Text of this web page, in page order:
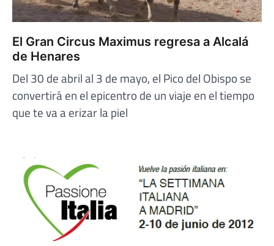
El Gran Circus Maximus regresa a Alcalá
de Henares
Del 30 de abril al 3 de mayo, el Pico del Obispo se
convertirá en el epicentro de un viaje en el tiempo
que te va a erizar la piel